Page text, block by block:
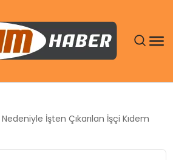
İşten Çıkarılan İşçi Kıdem